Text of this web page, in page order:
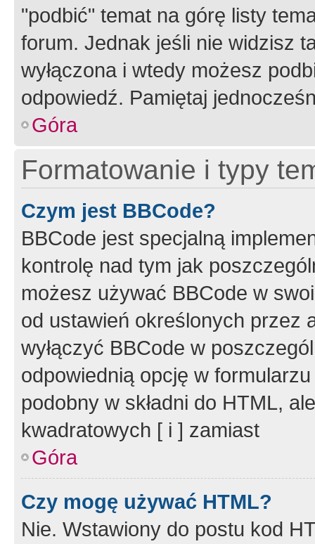
"podbić" temat na górę listy
forum. Jednak jeśli nie widzisz
wyłączona i wtedy możesz
odpowiedź. Pamiętaj
Góra
Formatowanie i typy
Czym jest BBCode?
BBCode jest specjalną
kontrolę nad tym jak
możesz używać BBCode w
od ustawień określonych przez
wyłączyć BBCode w
odpowiednią opcję w
podobny w składni do HTML,
kwadratowych [ i ] zamiast
Góra
Czy mogę używać HTML?
Nie. Wstawiony do postu kod